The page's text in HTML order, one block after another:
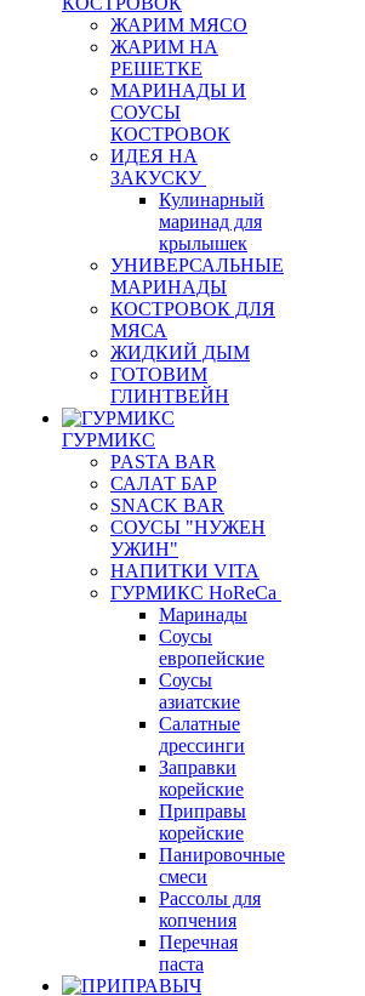
ЖАРИМ МЯСО
ЖАРИМ НА
РЕШЕТКЕ
МАРИНАДЫ И
СОУСЫ
КОСТРОВОК
ИДЕЯ НА
ЗАКУСКУ
Кулинарный
маринад для
крылышек
УНИВЕРСАЛЬНЫЕ
МАРИНАДЫ
КОСТРОВОК ДЛЯ
МЯСА
ЖИДКИЙ ДЫМ
ГОТОВИМ
ГЛИНТВЕЙН
ГУРМИКС
PASTA BAR
САЛАТ БАР
SNACK BAR
СОУСЫ "НУЖЕН
УЖИН"
НАПИТКИ VITA
ГУРМИКС HoReCa
Маринады
Соусы
европейские
Соуcы
азиатские
Салатные
дрессинги
Заправки
корейские
Приправы
корейские
Панировочные
смеси
Рассолы для
копчения
Перечная
паста